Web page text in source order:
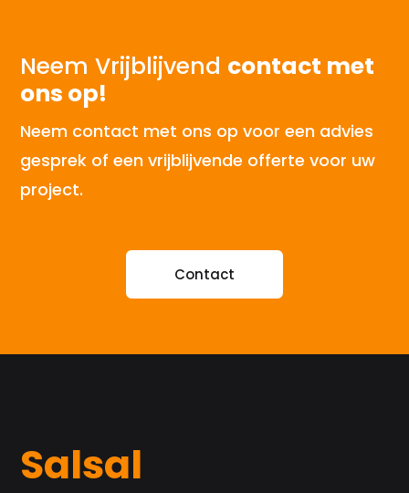
Neem Vrijblijvend contact met
ons op!
Neem contact met ons op voor een advies
gesprek of een vrijblijvende offerte voor uw
project.
Contact
Salsal